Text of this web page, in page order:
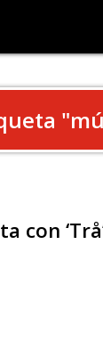
"
con